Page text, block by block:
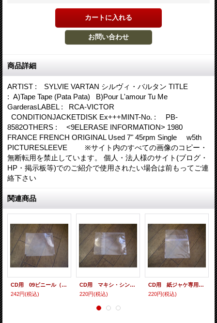
商品詳細
ARTIST : SYLVIE VARTAN シルヴィ・バルタン TITLE
: A)Tape Tape (Pata Pata) B)Pour L'amour Tu Me
GarderasLABEL : RCA-VICTOR
CONDITIONJACKETDISK Ex+++MINT-No. : PB-
8582OTHERS : <9ELERASE INFORMATION> 1980
FRANCE FRENCH ORIGINAL Used 7" 45rpm Single w5th
PICTURESLEEVE ※サイト内のすべての画像のコピー・
無断転用を禁止しています。 個人・法人様のサイト(ブログ・
HP・掲示板等)でのご紹介で使用されたい場合は前もってご連
絡下さい
関連商品
CD用 09ビニール（各種サイズ） 10枚セット
242円(税込)
CD用 マキシ・シングル・シールド（ヨコ入れ/裏のり） 10枚セット
220円(税込)
CD用 紙ジャケ専用シールド（裏のり） 10枚セット
220円(税込)